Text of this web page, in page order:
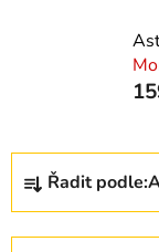
Ř
z
Řadit podle: